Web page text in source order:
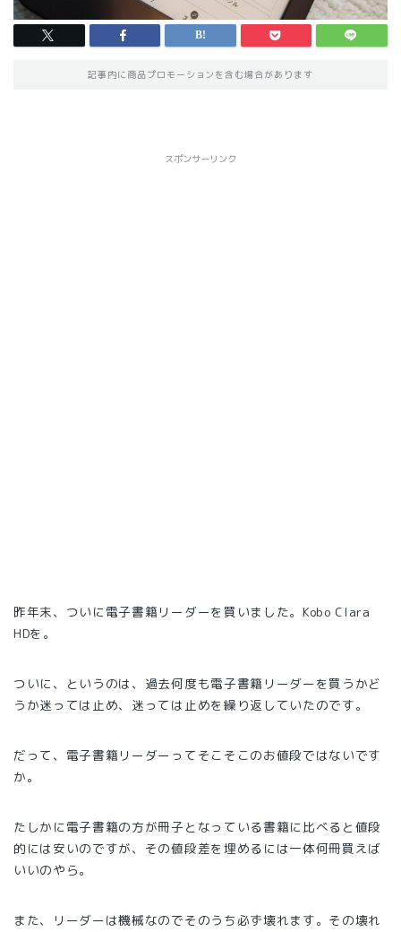
記事内に商品プロモーションを含む場合があります
スポンサーリンク
昨年末、ついに電子書籍リーダーを買いました。Kobo Clara
HDを。
ついに、というのは、過去何度も電子書籍リーダーを買うかど
うか迷っては止め、迷っては止めを繰り返していたのです。
だって、電子書籍リーダーってそこそこのお値段ではないです
か。
たしかに電子書籍の方が冊子となっている書籍に比べると値段
的には安いのですが、その値段差を埋めるには一体何冊買えば
いいのやら。
また、リーダーは機械なのでそのうち必ず壊れます。その壊れ